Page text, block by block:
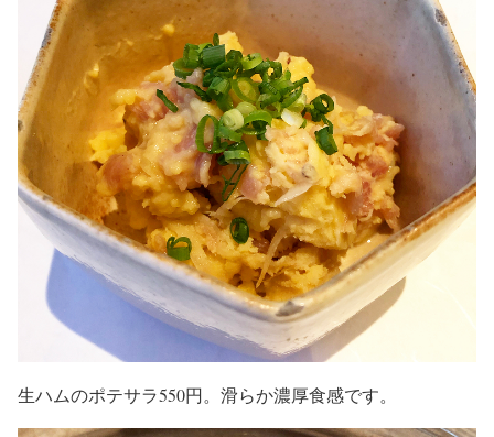
生ハムのポテサラ550円。滑らか濃厚食感です。